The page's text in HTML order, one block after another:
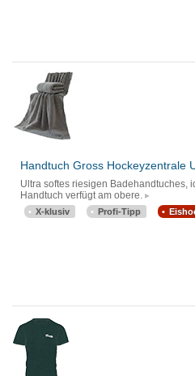
Handtuch Gross Hockeyzentrale
Ultra softes riesigen Badehandtuches,
Handtuch verfügt am obere.
X-klusiv Profi-Tipp